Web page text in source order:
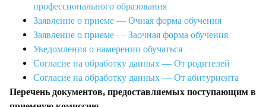
профессионального образования
Заявление о приеме — Очная форма обучения
Заявление о приеме — Заочная форма обучения
Уведомления о намерении обучаться
Согласие на обработку данных — От родителей
Согласие на обработку данных — От абитуриента
Перечень документов, предоставляемых поступающим в